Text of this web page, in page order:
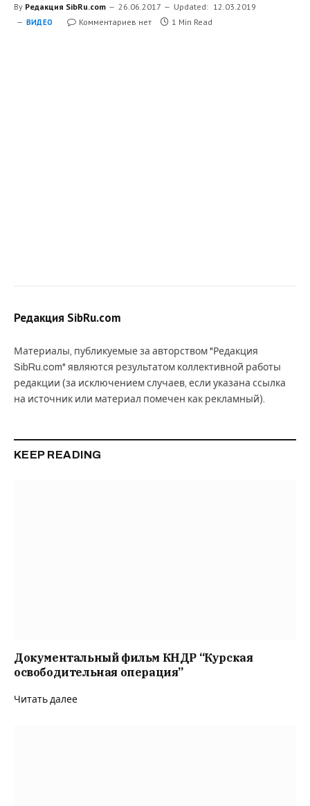
By Редакция SibRu.com 26.06.2017 Updated: 12.03.2019
ВИДЕО Комментариев нет 1 Min Read
Редакция SibRu.com
Материалы, публикуемые за авторством "Редакция
SibRu.com" являются результатом коллективной работы
редакции (за исключением случаев, если указана ссылка
на источник или материал помечен как рекламный).
KEEP READING
Документальный фильм КНДР “Курская
освободительная операция”
Читать далее